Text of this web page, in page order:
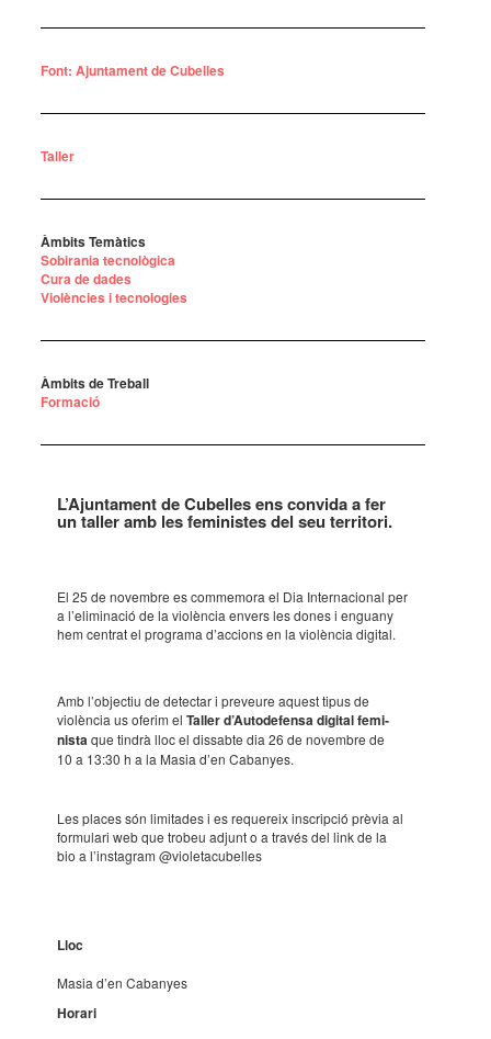
Font: Ajuntament de Cubelles
Taller
Àmbits Temàtics
Sobirania tecnològica
Cura de dades
Violències i tecnologies
Àmbits de Treball
Formació
L’Ajun­ta­ment de Cube­lles ens convida a fer
un taller amb les femi­nis­tes del seu terri­tori.
El 25 de novem­bre es comme­mora el Dia Inter­na­ci­o­nal per
a l’eli­mi­na­ció de la violèn­cia envers les dones i enguany
hem centrat el programa d’ac­ci­ons en la violèn­cia digi­tal.
Amb l’ob­jec­tiu de detec­tar i preveure aquest tipus de
violèn­cia us oferim elTaller d’Au­to­de­fensa digi­tal femi­
nistaque tindrà lloc el dissabte dia 26 de novem­bre de
10 a 13:30 h a la Masia d’en Caba­nyes.
Les places són limi­ta­des i es reque­reix inscrip­ció prèvia al
formu­lari web que trobeu adjunt o a través del link de la
bio a l’ins­ta­gram @vio­le­ta­cu­be­lles
Lloc
Masia d’en Caba­nyes
Horari